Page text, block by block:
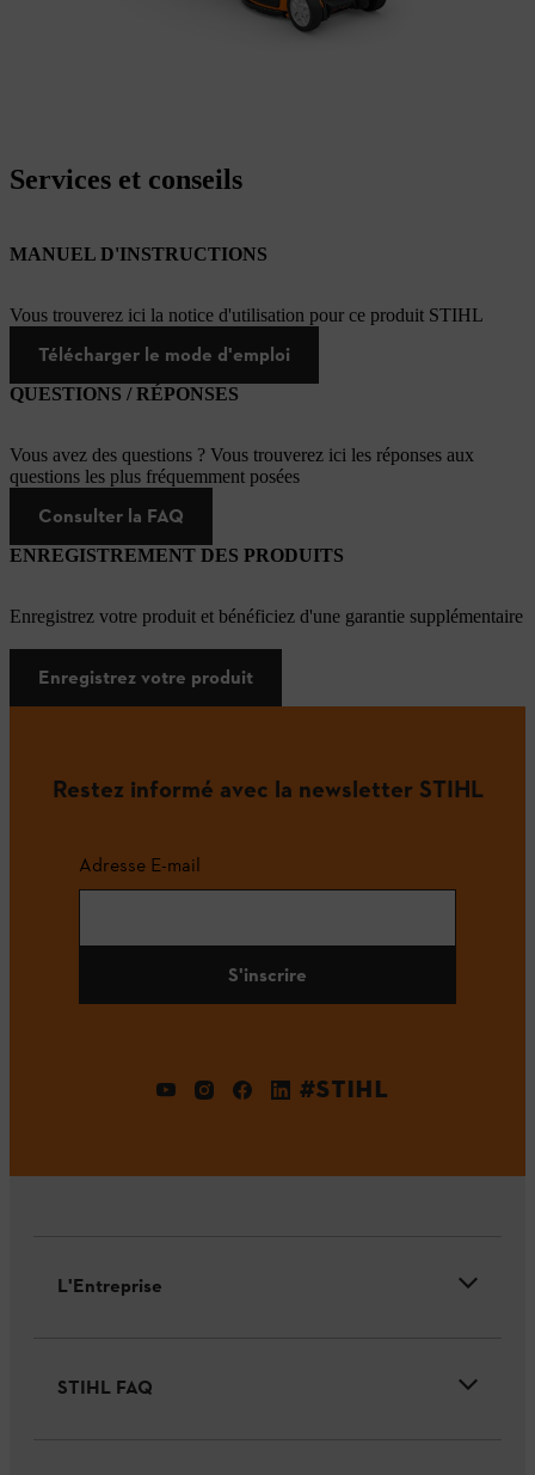
Services et conseils
MANUEL D'INSTRUCTIONS
Vous trouverez ici la notice d'utilisation pour ce produit STIHL
Télécharger le mode d'emploi
QUESTIONS / RÉPONSES
Vous avez des questions ? Vous trouverez ici les réponses aux
questions les plus fréquemment posées
Consulter la FAQ
ENREGISTREMENT DES PRODUITS
Enregistrez votre produit et bénéficiez d'une garantie supplémentaire
Enregistrez votre produit
Restez informé avec la newsletter STIHL
Adresse E-mail
S'inscrire
#STIHL
L'Entreprise
STIHL FAQ